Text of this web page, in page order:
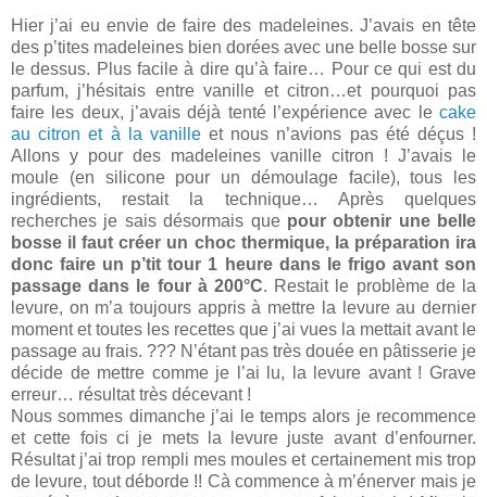
Hier j’ai eu envie de faire des madeleines. J’avais en tête
des p’tites madeleines bien dorées avec une belle bosse sur
le dessus. Plus facile à dire qu’à faire… Pour ce qui est du
parfum, j’hésitais entre vanille et citron…et pourquoi pas
faire les deux, j’avais déjà tenté l’expérience avec le cake
au citron et à la vanilleet nous n’avions pas été déçus !
Allons y pour des madeleines vanille citron ! J’avais le
moule (en silicone pour un démoulage facile), tous les
ingrédients, restait la technique… Après quelques
recherches je sais désormais que pour obtenir une belle
bosse il faut créer un choc thermique, la préparation ira
donc faire un p’tit tour 1 heure dans le frigo avant son
passage dans le four à 200°C. Restait le problème de la
levure, on m’a toujours appris à mettre la levure au dernier
moment et toutes les recettes que j’ai vues la mettait avant le
passage au frais. ??? N’étant pas très douée en pâtisserie je
décide de mettre comme je l’ai lu, la levure avant ! Grave
erreur… résultat très décevant !
Nous sommes dimanche j’ai le temps alors je recommence
et cette fois ci je mets la levure juste avant d’enfourner.
Résultat j’ai trop rempli mes moules et certainement mis trop
de levure, tout déborde !! Cà commence à m’énerver mais je